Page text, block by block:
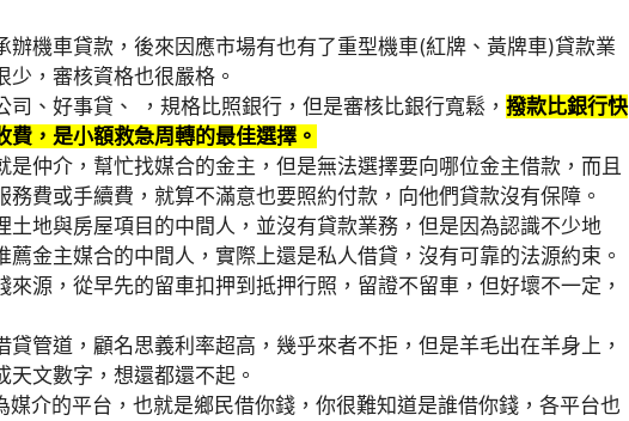
辦機車貸款，後來因應市場有也有了重型機車(紅牌、黃牌車)貸款業
，審核資格也很嚴格。
司、好事貸、 ，規格比照銀行，但是審核比銀行寬鬆， 撥款比銀行快
費，是小額救急周轉的最佳選擇。
是仲介，幫忙找媒合的金主，但是無法選擇要向哪位金主借款，而且
務費或手續費，就算不滿意也要照約付款，向他們貸款沒有保障。
土地與房屋項目的中間人，並沒有貸款業務，但是因為認識不少地
薦金主媒合的中間人，實際上還是私人借貸，沒有可靠的法源約束。
來源，從早先的留車扣押到抵押行照，留證不留車，但好壞不一定，
貸管道，顧名思義利率超高，幾乎來者不拒，但是羊毛出在羊身上，
天文數字，想還都還不起。
媒介的平台，也就是鄉民借你錢，你很難知道是誰借你錢，各平台也